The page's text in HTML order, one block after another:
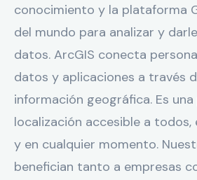
conocimiento y la plataforma
del mundo para analizar y
datos. ArcGIS conecta
datos y aplicaciones a través
información geográfica. Es
localización accesible a todos,
y en cualquier momento.
benefician tanto a empresas